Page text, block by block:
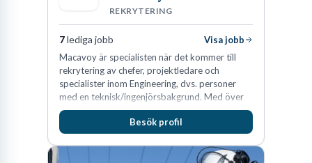
REKRYTERING
7lediga jobb
Visa jobb
Macavoy är specialisten när det kommer till
rekrytering av chefer, projektledare och
specialister inom Engineering, dvs. personer
med en teknisk/ingenjörsbakgrund. Med över
15 års erfarenhet och 400 lyckade
rekryteringar kan Macavoy erbjuda
konsultation i en rekrytering som gör skillnad.
Besök profil